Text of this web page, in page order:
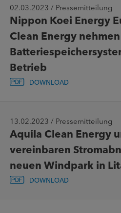
02.03.2023 / Pressemitteilung
Nippon Koei Energy
Clean Energy nehmen
Betrieb
DOWNLOAD
13.02.2023 / Pressemitteilung
Aquila Clean Energy
vereinbaren
neuen Windpark in
DOWNLOAD